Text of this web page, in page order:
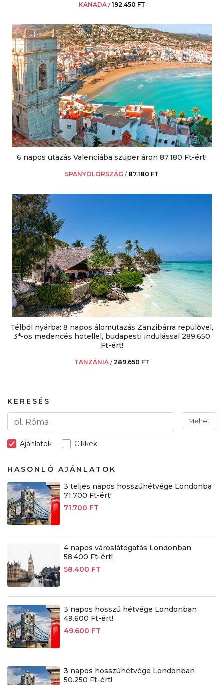
KANADA /192.450 FT
6 napos utazás Valenciába szuper áron 87.180 Ft-ért!
SPANYOLORSZÁG / 87.180 FT
Télből nyárba: 8 napos álomutazás Zanzibárra repülővel,
3*-os medencés hotellel, budapesti indulással 289.650
Ft-ért!
TANZÁNIA /289.650 FT
KERESÉS
Mehet
Ajánlatok Cikkek
HASONLÓ AJÁNLATOK
3 teljes napos hosszúhétvége Londonba
71.700 Ft-ért!
71.700 FT
4 napos városlátogatás Londonban
58.400 Ft-ért!
58.400 FT
3 napos hosszú hétvége Londonban
49.600 Ft-ért!
49.600 FT
3 napos hosszúhétvége Londonban
50.250 Ft-ért!